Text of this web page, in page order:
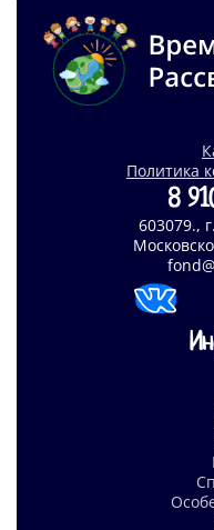
Политика
8
603079.,